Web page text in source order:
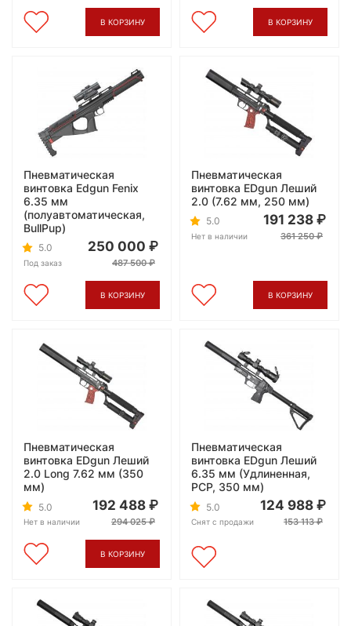
В КОРЗИНУ В КОРЗИНУ
Пневматическая
винтовка Edgun Fenix
6.35 мм
(полуавтоматическая,
BullPup)
5.0
Под заказ
250 000
487 500
В КОРЗИНУ
Пневматическая
винтовка EDgun Леший
2.0 (7.62 мм, 250 мм)
5.0
Нет в наличии
191 238
361 250
В КОРЗИНУ
Пневматическая
винтовка EDgun Леший
2.0 Long 7.62 мм (350
мм)
5.0
Нет в наличии
192 488
294 025
В КОРЗИНУ
Пневматическая
винтовка EDgun Леший
6.35 мм (Удлиненная,
PCP, 350 мм)
5.0
Снят с продажи
124 988
153 113